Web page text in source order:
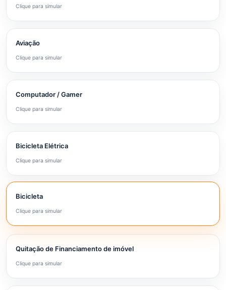
Clique para simular
Aviação
Clique para simular
Computador / Gamer
Clique para simular
Bicicleta Elétrica
Clique para simular
Bicicleta
Clique para simular
Quitação de Financiamento de imóvel
Clique para simular